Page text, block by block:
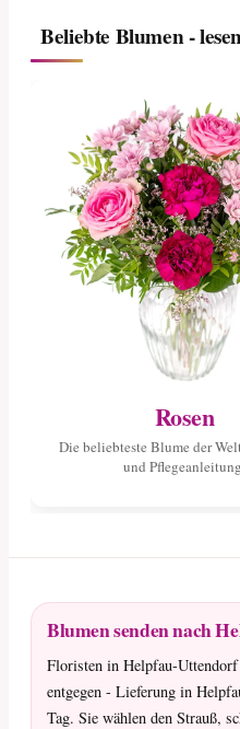
Beliebte Blumen -
Rosen
Die beliebteste Blume der
und
Blumen senden nach
Floristen in Helpfau-Uttendorf
entgegen - Lieferung in
Tag. Sie wählen den Strauß,